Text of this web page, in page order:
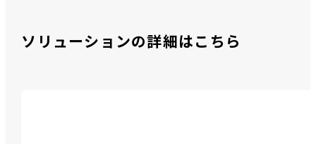
ソリューションの詳細はこちら